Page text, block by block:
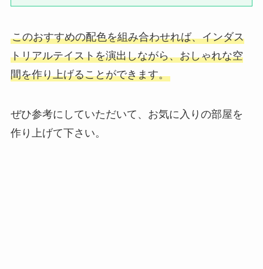
このおすすめの配色を組み合わせれば、インダス
トリアルテイストを演出しながら、おしゃれな空
間を作り上げることができます。
ぜひ参考にしていただいて、お気に入りの部屋を
作り上げて下さい。